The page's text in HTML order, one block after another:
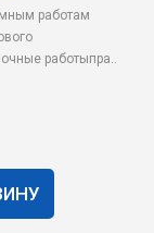
работам
работыпра..